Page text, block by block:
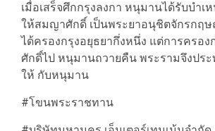
เมื่อเสร็จศึกกรุงลงกา หนุมานได้รับบำเ
ให้สมญาศักดิ์ เป็นพระยาอนุชิตจักรกฤ
ได้ครองกรุงอยุธยากึ่งหนึ่ง แต่การครอง
ศักดิ์ไป หนุมานถวายคืน พระรามจึงปร
ให้ กับหนุมาน
#โขนพระราชทาน